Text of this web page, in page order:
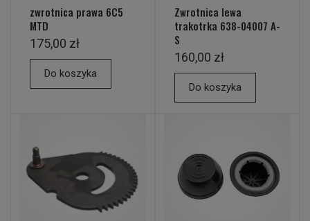
zwrotnica prawa 6C5
MTD
175,00 zł
Do koszyka
Zwrotnica lewa
trakotrka 638-04007 A-
S
160,00 zł
Do koszyka